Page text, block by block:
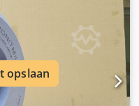
door slijpen is
- 2x minder
levensduur van
slijpprestaties -
dan
opslaan